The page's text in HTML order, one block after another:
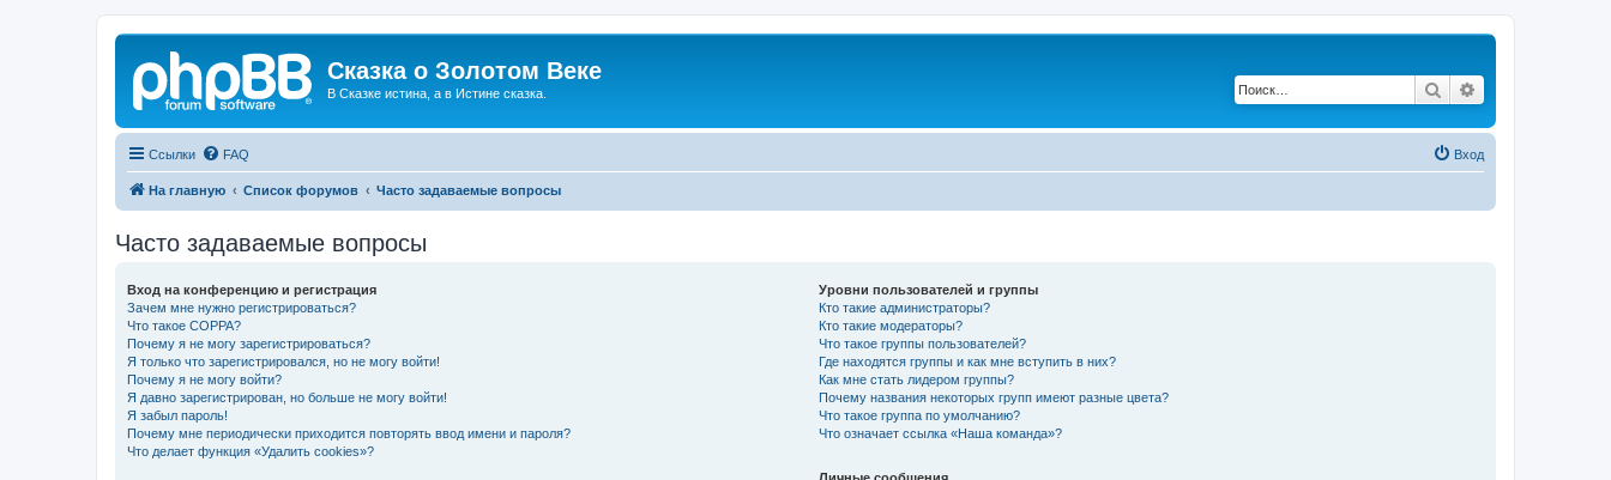
Сказка о Золотом Веке
В Сказке истина, а в Истине сказка. Поиск
Ссылки FAQ Вход
На главную Список форумов Часто задаваемые вопросы
Часто задаваемые вопросы
Вход на конференцию и регистрация
Зачем мне нужно регистрироваться?
Что такое COPPA?
Почему я не могу зарегистрироваться?
Я только что зарегистрировался, но не могу войти!
Почему я не могу войти?
Я давно зарегистрирован, но больше не могу войти!
Я забыл пароль!
Почему мне периодически приходится повторять ввод имени и пароля?
Что делает функция «Удалить cookies»?
Уровни пользователей и группы
Кто такие администраторы?
Кто такие модераторы?
Что такое группы пользователей?
Где находятся группы и как мне вступить в них?
Как мне стать лидером группы?
Почему названия некоторых групп имеют разные цвета?
Что такое группа по умолчанию?
Что означает ссылка «Наша команда»?
Личные сообщения